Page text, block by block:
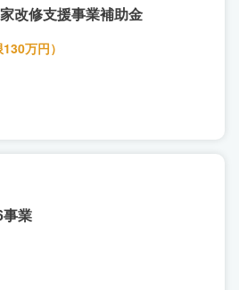
改修支援事業補助金
万円）
業